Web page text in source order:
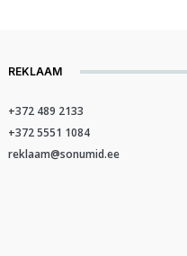
REKLAAM
+372 489 2133
+372 5551 1084
reklaam@sonumid.ee